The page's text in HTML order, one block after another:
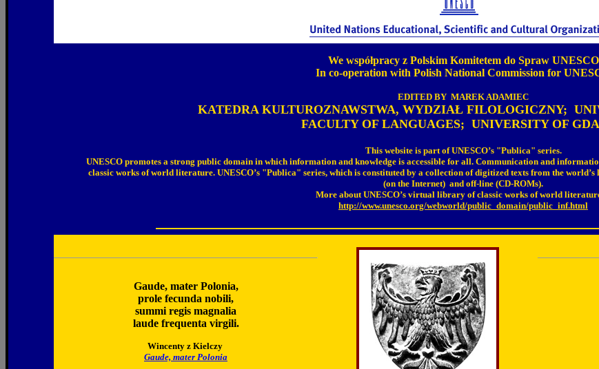
We współpracy z Polskim Komitetem do Spraw UNESCO
In co-operation with Polish National Commission for
EDITED BY MAREK ADAMIEC
KATEDRA KULTUROZNAWSTWA, WYDZIAŁ FILOLOGICZNY;
FACULTY OF LANGUAGES; UNIVERSITY OF
This website is part of UNESCO’s "Publica" series.
UNESCO promotes a strong public domain in which information and knowledge is accessible for all. Communication and
classic works of world literature. UNESCO’s "Publica" series, which is constituted by a collection of digitized texts from the
(on the Internet) and off-line (CD-ROMs).
More about UNESCO’s virtual library of classic works of world
http://www.unesco.org/webworld/public_domain/public_inf.html
Gaude, mater Polonia,
prole fecunda nobili,
summi regis magnalia
laude frequenta virgili.
Wincenty z Kielczy
Gaude, mater Polonia